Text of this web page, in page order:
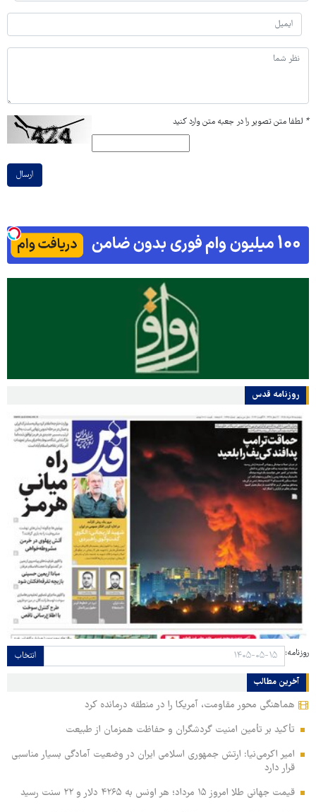
* لطفا متن تصویر را در جعبه متن وارد کنید
ارسال
روزنامه قدس
روزنامه: انتخاب
آخرین مطالب
هماهنگی محور مقاومت، آمریکا را در منطقه درمانده کرد
تأکید بر تأمین امنیت گردشگران و حفاظت همزمان از طبیعت
امیر اکرمی‌نیا: ارتش جمهوری اسلامی ایران در وضعیت آمادگی بسیار مناسبی
قرار دارد
قیمت جهانی طلا امروز ۱۵ مرداد؛ هر اونس به ۴۲۶۵ دلار و ۲۲ سنت رسید